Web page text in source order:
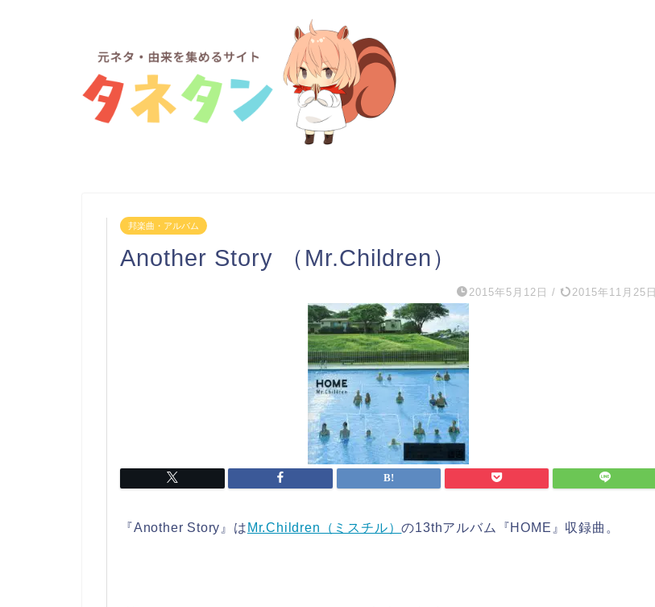
邦楽曲・アルバム
Another Story （Mr.Children）
2015年5月12日 / 2015年11月25日
『Another Story』は Mr.Children（ミスチル）の13thアルバム『HOME』収録曲。